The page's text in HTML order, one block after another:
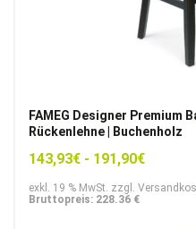
FAMEG Designer Premium
Rückenlehne | Buchenholz
143,93€ - 191,90€
exkl. 19 % MwSt. zzgl.
Bruttopreis: 228.36 €